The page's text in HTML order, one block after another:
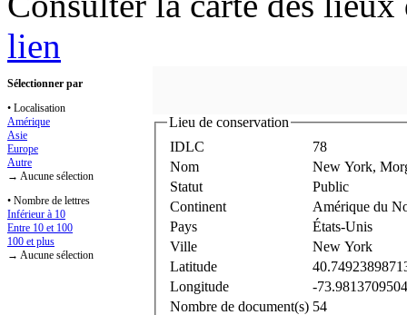
lien
Sélectionner par
• Localisation
Amérique
Asie
Europe
Autre
→ Aucune sélection
• Nombre de lettres
Inférieur à 10
Entre 10 et 100
100 et plus
→ Aucune sélection
Lieu de conservation
IDLC
78
Nom
New York,
Statut
Public
Continent
Amérique du
Pays
États-Unis
Ville
New York
Latitude
Longitude
-
Nombre de document(s) 54